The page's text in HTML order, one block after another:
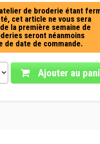
de broderie étant
cet article ne vous sera
la première semaine de
seront néanmoins
de date de commande.
Ajouter au